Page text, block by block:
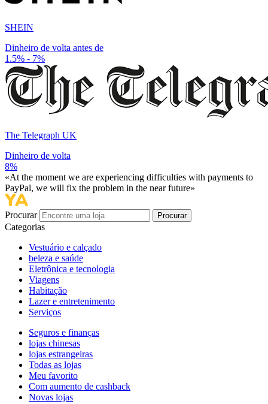
SHEIN
Dinheiro de volta antes de
1.5% - 7%
The Telegraph UK
Dinheiro de volta
8%
«At the moment we are experiencing difficulties with payments to
PayPal, we will fix the problem in the near future»
Procurar Procurar
Categorias
Vestuário e calçado
beleza e saúde
Eletrônica e tecnologia
Viagens
Habitação
Lazer e entretenimento
Serviços
Seguros e finanças
lojas chinesas
lojas estrangeiras
Todas as lojas
Meu favorito
Com aumento de cashback
Novas lojas